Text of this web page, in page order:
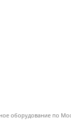
оборудование по